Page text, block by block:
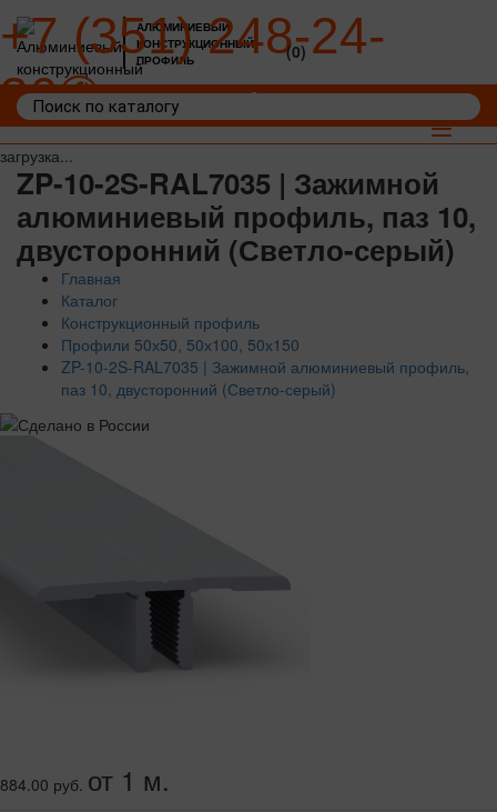
загрузка...
АЛЮМИНИЕВЫЙ
КОНСТРУКЦИОННЫЙ
ПРОФИЛЬ
+7 (351) 248-24-
36
(0)
Toggle
ZP-10-2S-RAL7035 | Зажимной
алюминиевый профиль, паз 10,
двусторонний (Светло-серый)
Главная
Каталог
Конструкционный профиль
Профили 50х50, 50х100, 50х150
ZP-10-2S-RAL7035 | Зажимной алюминиевый профиль,
паз 10, двусторонний (Светло-серый)
884.00 руб. от 1 м.